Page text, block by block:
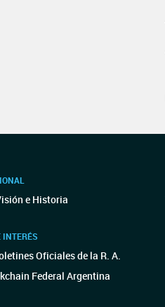
e Historia
INTERÉS
Oficiales de la R. A.
Federal Argentina